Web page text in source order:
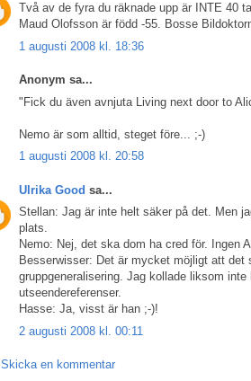
Två av de fyra du räknade upp är INTE 40
Maud Olofsson är född -55. Bosse
1 augusti 2008 kl. 18:36
Anonym sa...
"Fick du även avnjuta Living next door to
Nemo är som alltid, steget före... ;-)
1 augusti 2008 kl. 20:58
Ulrika Good sa...
Stellan: Jag är inte helt säker på det. Men
plats.
Nemo: Nej, det ska dom ha cred för. Ingen
Besserwisser: Det är mycket möjligt att
gruppgeneralisering. Jag kollade liksom
utseendereferenser.
Hasse: Ja, visst är han ;-)!
2 augusti 2008 kl. 00:11
Skicka en kommentar